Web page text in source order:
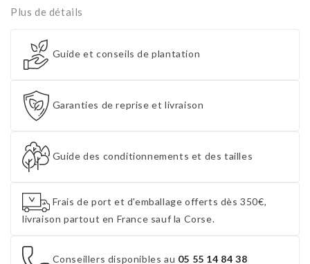
Plus de détails
Guide et conseils de plantation
Garanties de reprise et livraison
Guide des conditionnements et des tailles
Frais de port et d'emballage offerts dès 350€,
livraison partout en France sauf la Corse.
Conseillers disponibles au 05 55 14 84 38